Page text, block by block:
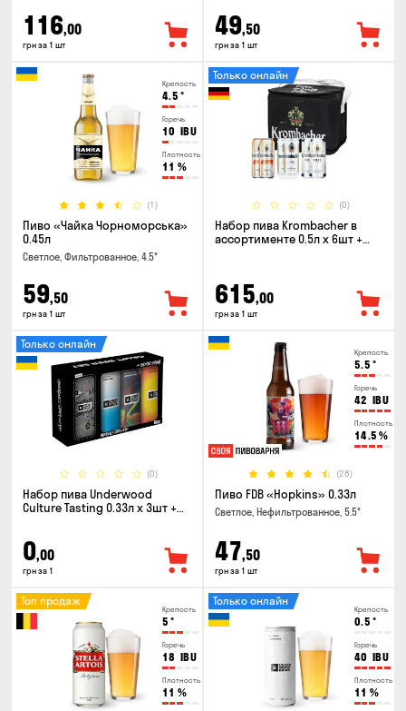
116,00
грн за 1 шт
49,50
грн за 1 шт
Крепость
4.5 °
Горечь
10 IBU
Плотность
11 %
(1)
Пиво «Чайка Чорноморська»
0.45л
Светлое, Фильтрованное, 4.5°
59,50
грн за 1 шт
(0)
Только онлайн
Набор пива Krombacher в
ассортименте 0.5л х 6шт +
615,00
грн за 1 шт
(0)
Только онлайн
Набор пива Underwood
Culture Tasting 0.33л x 3шт +
0,00
грн за 1
Крепость
5.5 °
Горечь
42 IBU
Плотность
14.5 %
(28)
Пиво FDB «Hopkins» 0.33л
Светлое, Нефильтрованное, 5.5°
47,50
грн за 1 шт
Крепость
5 °
Горечь
18 IBU
Плотность
11 %
Топ продаж
Крепость
0.5 °
Горечь
40 IBU
Плотность
11 %
Только онлайн